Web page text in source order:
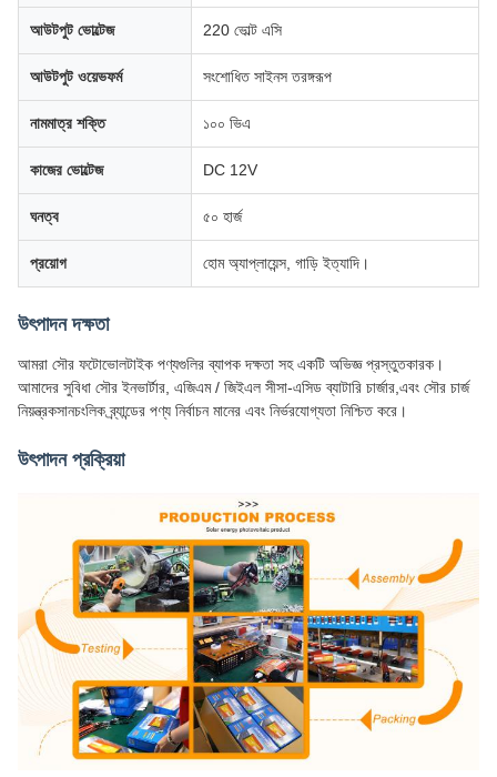
আউটপুট ভোল্টেজ 220 ভোল্ট এসি
আউটপুট ওয়েভফর্ম সংশোধিত সাইনস তরঙ্গরূপ
নামমাত্র শক্তি ১০০ ভিএ
কাজের ভোল্টেজ DC 12V
ঘনত্ব ৫০ হার্জ
প্রয়োগ হোম অ্যাপ্লায়েন্স, গাড়ি ইত্যাদি।
উৎপাদন দক্ষতা
আমরা সৌর ফটোভোলটাইক পণ্যগুলির ব্যাপক দক্ষতা সহ একটি অভিজ্ঞ প্রস্তুতকারক।
আমাদের সুবিধা সৌর ইনভার্টার, এজিএম / জিইএল সীসা-এসিড ব্যাটারি চার্জার,এবং সৌর চার্জ
নিয়ন্ত্রকসানচংলিক ব্র্যান্ডের পণ্য নির্বাচন মানের এবং নির্ভরযোগ্যতা নিশ্চিত করে।
উৎপাদন প্রক্রিয়া